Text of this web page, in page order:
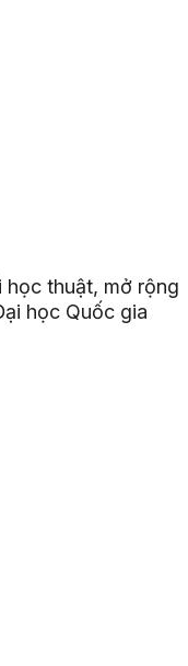
học thuật, mở rộng
học Quốc gia